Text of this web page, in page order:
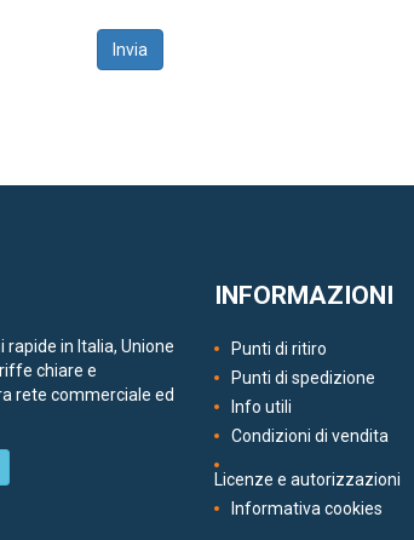
Invia
in Italia, Unione
chiare e
rete commerciale ed
INFORMAZIONI
Punti di ritiro
Punti di spedizione
Info utili
Condizioni di vendita
Licenze e autorizzazioni
Informativa cookies